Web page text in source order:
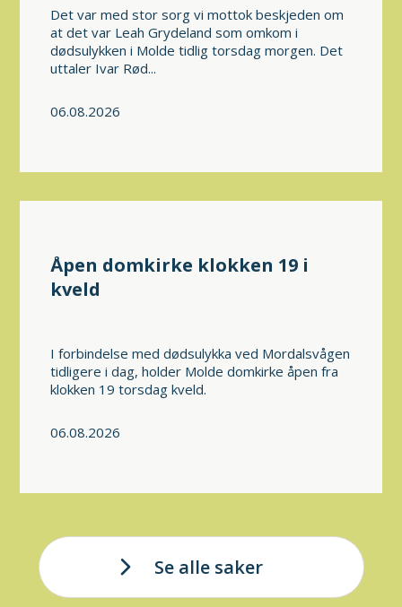
06.08.2026
Det var med stor sorg vi mottok beskjeden om
at det var Leah Grydeland som omkom i
dødsulykken i Molde tidlig torsdag morgen. Det
uttaler Ivar Rød...
06.08.2026
Åpen domkirke klokken 19 i
kveld
I forbindelse med dødsulykka ved Mordalsvågen
tidligere i dag, holder Molde domkirke åpen fra
klokken 19 torsdag kveld.
Se alle saker